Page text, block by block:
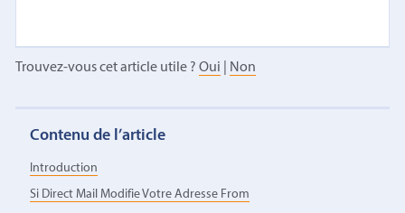
Trouvez-vous cet article utile ? Oui Non
Contenu de l’article
Introduction
Si Direct Mail Modifie Votre Adresse From